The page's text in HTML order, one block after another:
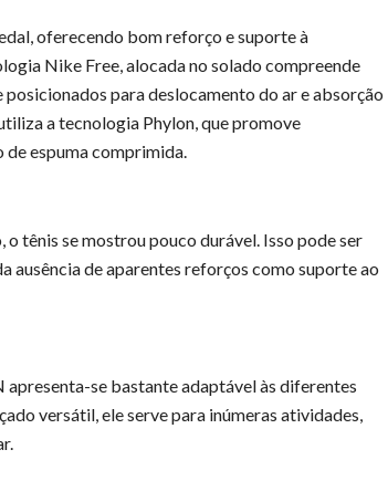
oferecendo bom reforço e suporte à
Nike Free, alocada no solado compreende
para deslocamento do ar e absorção
a tecnologia Phylon, que promove
espuma comprimida.
tênis se mostrou pouco durável. Isso pode ser
ausência de aparentes reforços como suporte ao
apresenta-se bastante adaptável às diferentes
versátil, ele serve para inúmeras atividades,